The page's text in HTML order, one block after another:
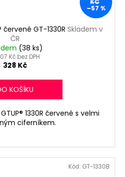
KČ
–57 %
červené GT-1330R Skladem v
ČR
(38 ks)
Kč bez DPH
328 Kč
KOŠÍKU
GTUP® 1330R červené s velmi
ciferníkem.
Kód: GT-1330B